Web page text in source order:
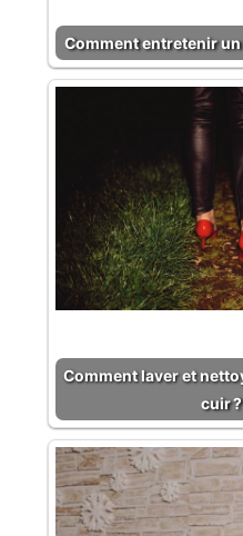
Comment entretenir
Comment laver et
cuir ?